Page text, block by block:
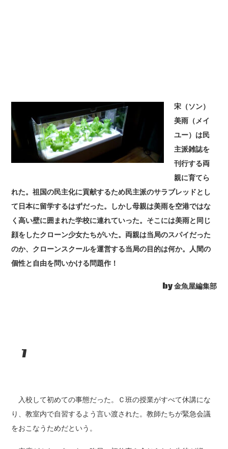
宋（ソン）
美雨（メイ
ユー）は民
主派雑誌を
刊行する両
親に育てら
れた。祖国の民主化に貢献するため民主派のサラブレッドとし
て日本に留学するはずだった。しかし母親は美雨を空港ではな
く高い壁に囲まれた学校に連れていった。そこには美雨と同じ
顔をしたクローン少女たちがいた。両親は当局のスパイだった
のか、クローンスクールを運営する当局の目的は何か。人間の
個性と自由を問いかける問題作！
by 金魚屋編集部
7
入校して初めての事態だった。Ｃ班の授業がすべて休講にな
り、教室内で自習するよう言い渡された。教師たちが緊急会議
をおこなうためだという。